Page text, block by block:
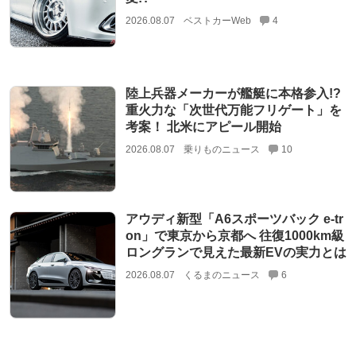
2026.08.07 ベストカーWeb 4
陸上兵器メーカーが艦艇に本格参入!?
重火力な「次世代万能フリゲート」を
考案！ 北米にアピール開始
2026.08.07 乗りものニュース 10
アウディ新型「A6スポーツバック e-tr
on」で東京から京都へ 往復1000km級
ロングランで見えた最新EVの実力とは
2026.08.07 くるまのニュース 6